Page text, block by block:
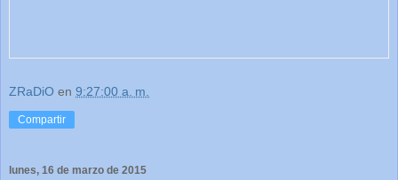
ZRaDiO en 9:27:00 a. m.
Compartir
lunes, 16 de marzo de 2015